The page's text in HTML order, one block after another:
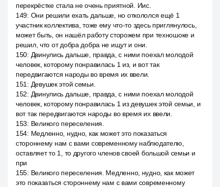
перекрёстке стала не очень приятной. Иис.
149: Они решили ехать дальше, но откололся ещё 1
участник коллектива, тоже ему что-то здесь приглянулось,
может быть, он нашёл работу сторожем при техношоке и
решил, что от добра добра не ищут и они.
150: Двинулись дальше, правда, с ними поехал молодой
человек, которому понравилась 1 из, и вот так
передвигаются народы во время их ввели.
151 : Девушек этой семьи.
152: Двинулись дальше, правда, с ними поехал молодой
человек, которому понравилась 1 из девушек этой семьи, и
вот так передвигаются народы во время их ввели.
153: Великого переселения.
154: Медленно, нудно, как может это показаться
стороннему нам с вами современному наблюдателю,
оставляет то 1, то другого членов своей большой семьи и
при
155: Великого переселения. Медленно, нудно, как может
это показаться стороннему нам с вами современному